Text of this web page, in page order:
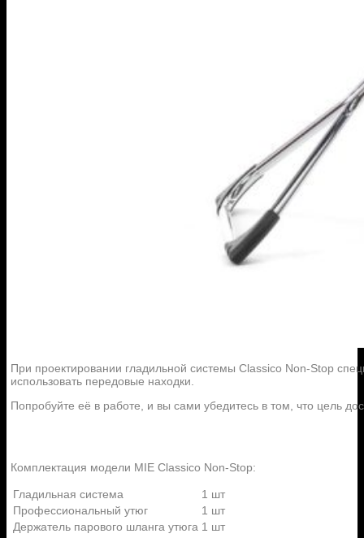
При проектировании гладильной системы Classico Non-Stop
использовать передовые находки.
Попробуйте её в работе, и вы сами убедитесь в том, что цель
Комплектация модели MIE Classico Non-Stop:
Гладильная система
1 шт
Профессиональный утюг
1 шт
Держатель парового шланга утюга 1 шт